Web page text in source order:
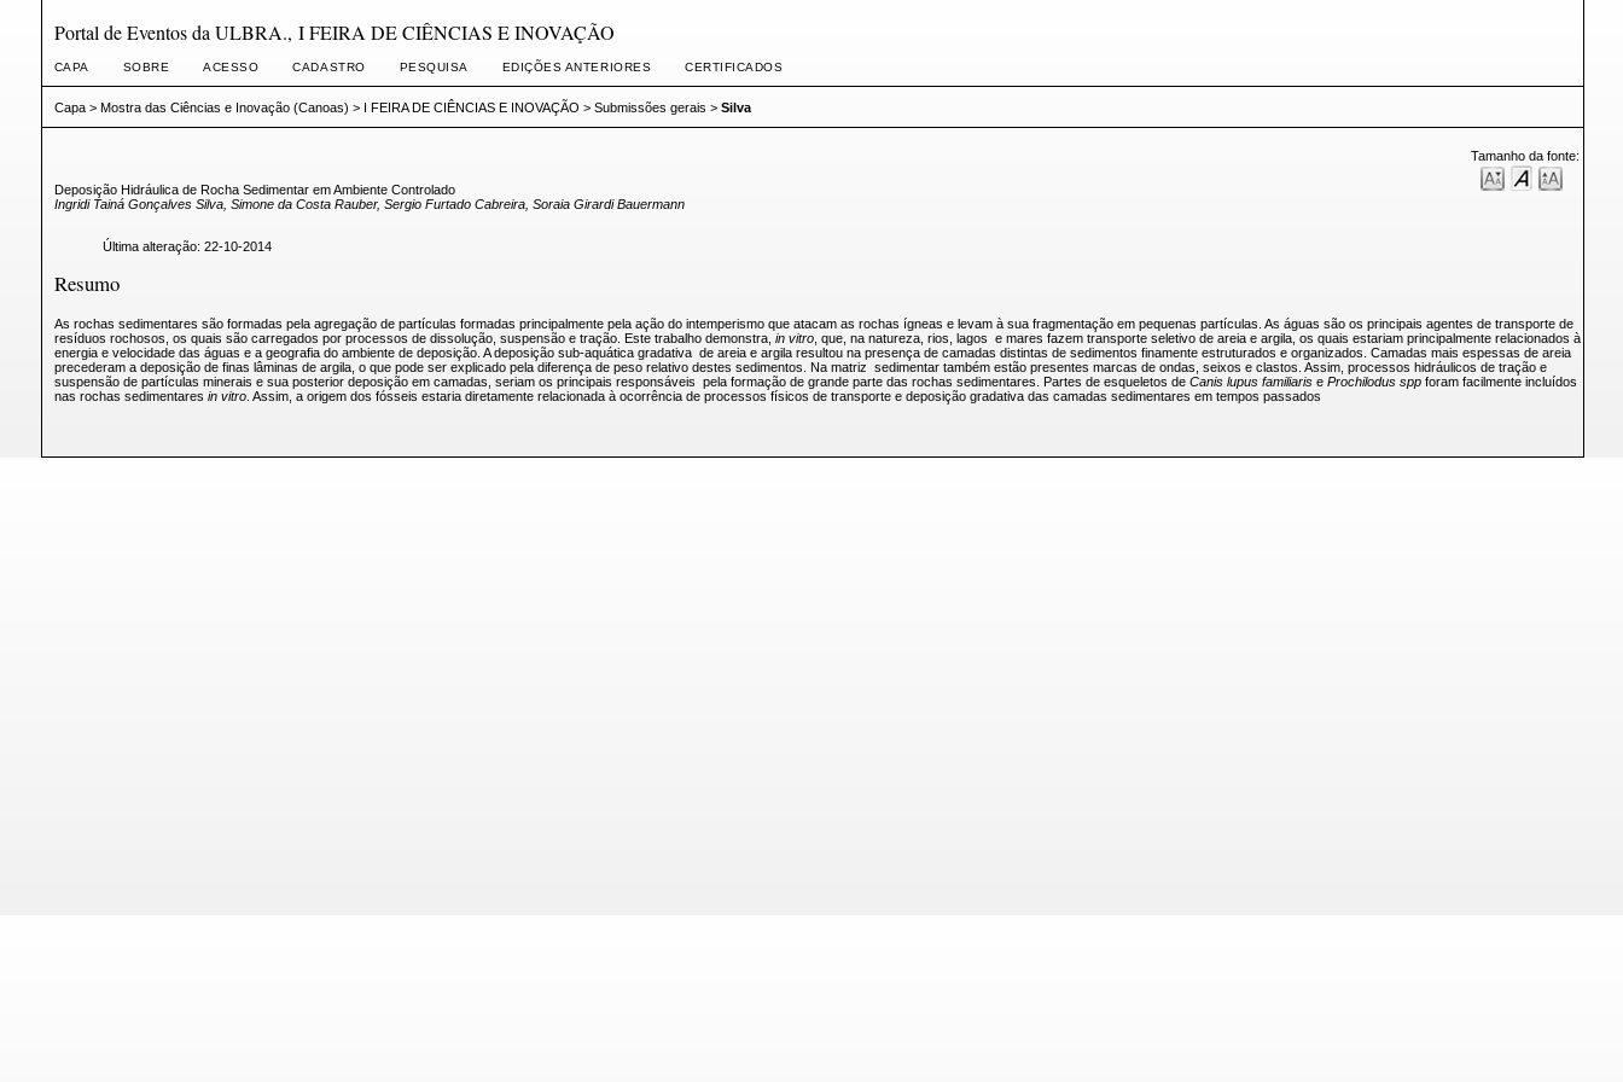
Portal de Eventos da ULBRA., I FEIRA DE CIÊNCIAS E INOVAÇÃO
CAPA SOBRE ACESSO CADASTRO PESQUISA EDIÇÕES ANTERIORES CERTIFICADOS
Capa> Mostra das Ciências e Inovação (Canoas) > I FEIRA DE CIÊNCIAS E INOVAÇÃO > Submissões gerais > Silva
Tamanho da fonte:
Deposição Hidráulica de Rocha Sedimentar em Ambiente Controlado
Ingridi Tainá Gonçalves Silva, Simone da Costa Rauber, Sergio Furtado Cabreira, Soraia Girardi Bauermann
Última alteração: 22-10-2014
Resumo
As rochas sedimentares são formadas pela agregação de partículas formadas principalmente pela ação do intemperismo que atacam as rochas ígneas e levam à sua fragmentação em pequenas partículas. As águas são os principais agentes de transporte de
resíduos rochosos, os quais são carregados por processos de dissolução, suspensão e tração. Este trabalho demonstra, in vitro, que, na natureza, rios, lagos e mares fazem transporte seletivo de areia e argila, os quais estariam principalmente relacionados à
energia e velocidade das águas e a geografia do ambiente de deposição. A deposição sub-aquática gradativa de areia e argila resultou na presença de camadas distintas de sedimentos finamente estruturados e organizados. Camadas mais espessas de areia
precederam a deposição de finas lâminas de argila, o que pode ser explicado pela diferença de peso relativo destes sedimentos. Na matriz sedimentar também estão presentes marcas de ondas, seixos e clastos. Assim, processos hidráulicos de tração e
suspensão de partículas minerais e sua posterior deposição em camadas, seriam os principais responsáveis pela formação de grande parte das rochas sedimentares. Partes de esqueletos de Canis lupus familiaris e Prochilodus spp foram facilmente incluídos
nas rochas sedimentares in vitro. Assim, a origem dos fósseis estaria diretamente relacionada à ocorrência de processos físicos de transporte e deposição gradativa das camadas sedimentares em tempos passados